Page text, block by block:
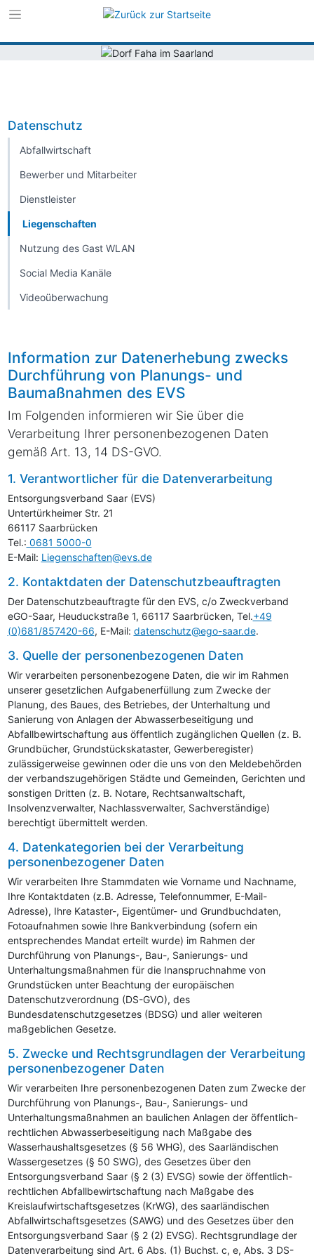
Zur Navigation
Zum Inhalt
Datenschutz
Abfallwirtschaft
Bewerber und Mitarbeiter
Dienstleister
Liegenschaften
Nutzung des Gast WLAN
Social Media Kanäle
Videoüberwachung
Information zur Datenerhebung zwecks
Durchführung von Planungs- und
Baumaßnahmen des EVS
Im Folgenden informieren wir Sie über die
Verarbeitung Ihrer personenbezogenen Daten
gemäß Art. 13, 14 DS-GVO.
1. Verantwortlicher für die Datenverarbeitung
Entsorgungsverband Saar (EVS)
Untertürkheimer Str. 21
66117 Saarbrücken
Tel.: 0681 5000-0
E-Mail: Liegenschaften@evs.de
2. Kontaktdaten der Datenschutzbeauftragten
Der Datenschutzbeauftragte für den EVS, c/o Zweckverband
eGO-Saar, Heuduckstraße 1, 66117 Saarbrücken, Tel.+49
(0)681/857420-66, E-Mail: datenschutz@ego-saar.de.
3. Quelle der personenbezogenen Daten
Wir verarbeiten personenbezogene Daten, die wir im Rahmen
unserer gesetzlichen Aufgabenerfüllung zum Zwecke der
Planung, des Baues, des Betriebes, der Unterhaltung und
Sanierung von Anlagen der Abwasserbeseitigung und
Abfallbewirtschaftung aus öffentlich zugänglichen Quellen (z. B.
Grundbücher, Grundstückskataster, Gewerberegister)
zulässigerweise gewinnen oder die uns von den Meldebehörden
der verbandszugehörigen Städte und Gemeinden, Gerichten und
sonstigen Dritten (z. B. Notare, Rechtsanwaltschaft,
Insolvenzverwalter, Nachlassverwalter, Sachverständige)
berechtigt übermittelt werden.
4. Datenkategorien bei der Verarbeitung
personenbezogener Daten
Wir verarbeiten Ihre Stammdaten wie Vorname und Nachname,
Ihre Kontaktdaten (z.B. Adresse, Telefonnummer, E-Mail-
Adresse), Ihre Kataster-, Eigentümer- und Grundbuchdaten,
Fotoaufnahmen sowie Ihre Bankverbindung (sofern ein
entsprechendes Mandat erteilt wurde) im Rahmen der
Durchführung von Planungs-, Bau-, Sanierungs- und
Unterhaltungsmaßnahmen für die Inanspruchnahme von
Grundstücken unter Beachtung der europäischen
Datenschutzverordnung (DS-GVO), des
Bundesdatenschutzgesetzes (BDSG) und aller weiteren
maßgeblichen Gesetze.
5. Zwecke und Rechtsgrundlagen der Verarbeitung
personenbezogener Daten
Wir verarbeiten Ihre personenbezogenen Daten zum Zwecke der
Durchführung von Planungs-, Bau-, Sanierungs- und
Unterhaltungsmaßnahmen an baulichen Anlagen der öffentlich-
rechtlichen Abwasserbeseitigung nach Maßgabe des
Wasserhaushaltsgesetzes (§ 56 WHG), des Saarländischen
Wassergesetzes (§ 50 SWG), des Gesetzes über den
Entsorgungsverband Saar (§ 2 (3) EVSG) sowie der öffentlich-
rechtlichen Abfallbewirtschaftung nach Maßgabe des
Kreislaufwirtschaftsgesetzes (KrWG), des saarländischen
Abfallwirtschaftsgesetzes (SAWG) und des Gesetzes über den
Entsorgungsverband Saar (§ 2 (2) EVSG). Rechtsgrundlage der
Datenverarbeitung sind Art. 6 Abs. (1) Buchst. c, e, Abs. 3 DS-